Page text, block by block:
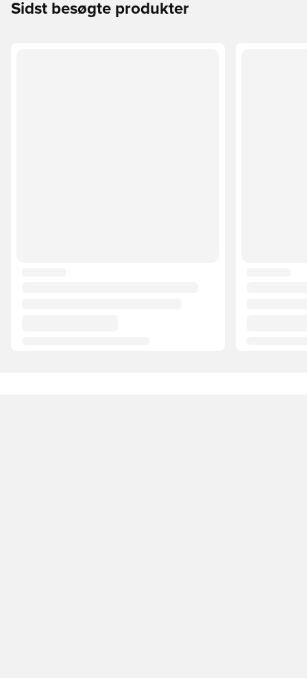
Sidst besøgte produkter